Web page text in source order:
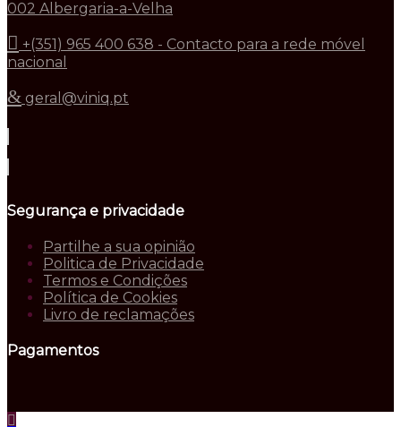
002 Albergaria-a-Velha
+(351) 965 400 638 - Contacto para a rede móvel
nacional
geral@viniq.pt
Segurança e privacidade
Partilhe a sua opinião
Politica de Privacidade
Termos e Condições
Política de Cookies
Livro de reclamações
Pagamentos